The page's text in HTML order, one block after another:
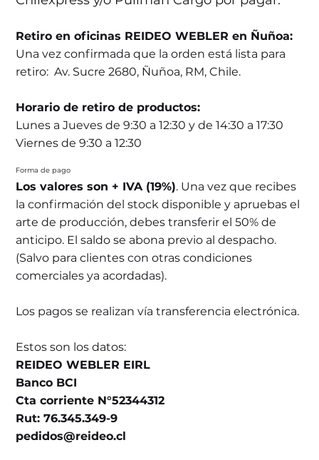
Retiro en oficinas REIDEO WEBLER en Ñuñoa:
Una vez confirmada que la orden está lista para
retiro: Av. Sucre 2680, Ñuñoa, RM, Chile.
Horario de retiro de productos:
Lunes a Jueves de 9:30 a 12:30 y de 14:30 a 17:30
Viernes de 9:30 a 12:30
Forma de pago
Los valores son + IVA (19%). Una vez que recibes
la confirmación del stock disponible y apruebas el
arte de producción, debes transferir el 50% de
anticipo. El saldo se abona previo al despacho.
(Salvo para clientes con otras condiciones
comerciales ya acordadas).
Los pagos se realizan vía transferencia electrónica.
Estos son los datos:
REIDEO WEBLER EIRL
Banco BCI
Cta corriente N°52344312
Rut: 76.345.349-9
pedidos@reideo.cl